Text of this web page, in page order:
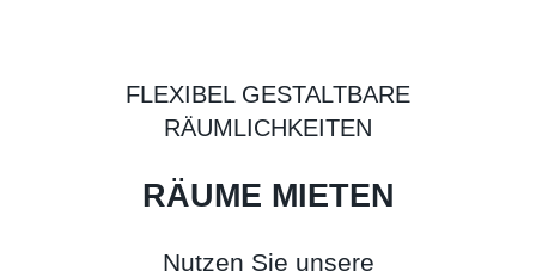
FLEXIBEL GESTALTBARE
RÄUMLICHKEITEN
RÄUME MIETEN
Nutzen Sie unsere